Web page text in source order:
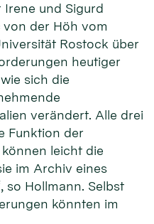
und Sigurd
der Höh vom
Rostock über
heutiger
sich die
verändert. Alle drei
Funktion der
leicht die
im Archiv eines
so Hollmann. Selbst
könnten im